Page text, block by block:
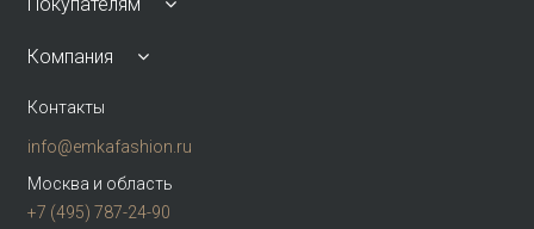
Компания
Контакты
info@emkafashion.ru
Москва и область
+7 (495) 787-24-90